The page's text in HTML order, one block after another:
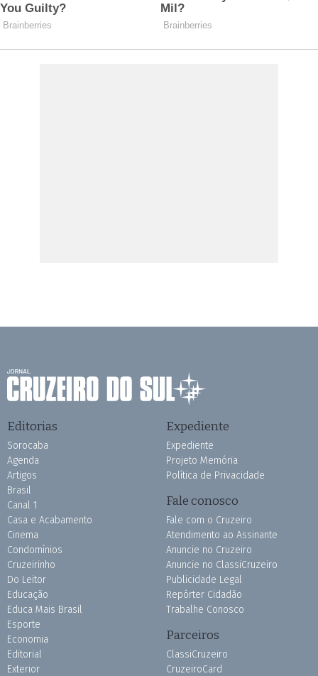
Editorias
Sorocaba
Agenda
Artigos
Brasil
Canal 1
Casa e Acabamento
Cinema
Condomínios
Cruzeirinho
Do Leitor
Educação
Educa Mais Brasil
Esporte
Economia
Editorial
Exterior
Expediente
Expediente
Projeto Memória
Política de Privacidade
Fale conosco
Fale com o Cruzeiro
Atendimento ao Assinante
Anuncie no Cruzeiro
Anuncie no ClassiCruzeiro
Publicidade Legal
Repórter Cidadão
Trabalhe Conosco
Parceiros
ClassiCruzeiro
CruzeiroCard